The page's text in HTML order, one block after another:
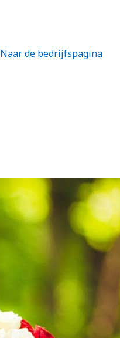
Naar de bedrijfspagina